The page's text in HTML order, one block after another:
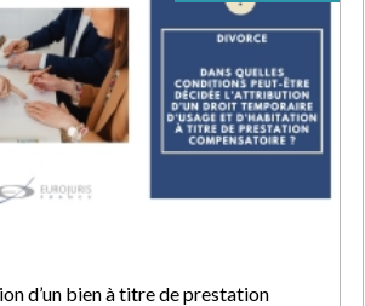
d’un bien à titre de prestation